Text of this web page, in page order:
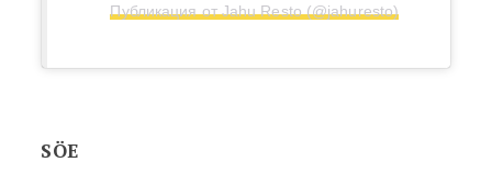
Публикация от Jahu Resto (@jahuresto)
SÖE